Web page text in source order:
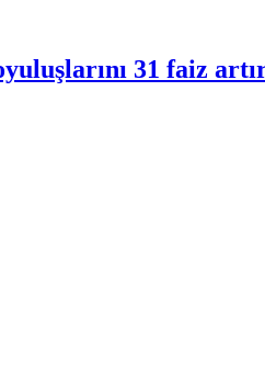
31 faiz